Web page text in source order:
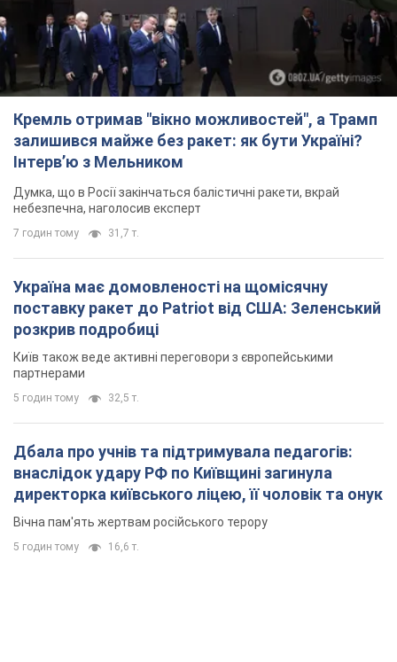
Кремль отримав "вікно можливостей", а Трамп
залишився майже без ракет: як бути Україні?
Інтерв’ю з Мельником
Думка, що в Росії закінчаться балістичні ракети, вкрай
небезпечна, наголосив експерт
7 годин тому 31,7 т.
Україна має домовленості на щомісячну
поставку ракет до Patriot від США: Зеленський
розкрив подробиці
Київ також веде активні переговори з європейськими
партнерами
5 годин тому 32,5 т.
Дбала про учнів та підтримувала педагогів:
внаслідок удару РФ по Київщині загинула
директорка київського ліцею, її чоловік та онук
Вічна пам'ять жертвам російського терору
5 годин тому 16,6 т.